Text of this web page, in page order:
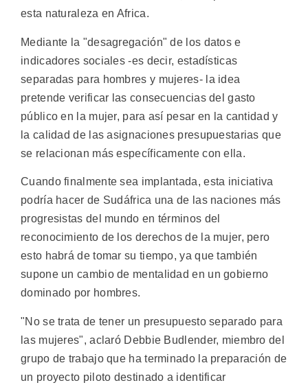
esta naturaleza en Africa.
Mediante la "desagregación" de los datos e
indicadores sociales -es decir, estadísticas
separadas para hombres y mujeres- la idea
pretende verificar las consecuencias del gasto
público en la mujer, para así pesar en la cantidad y
la calidad de las asignaciones presupuestarias que
se relacionan más específicamente con ella.
Cuando finalmente sea implantada, esta iniciativa
podría hacer de Sudáfrica una de las naciones más
progresistas del mundo en términos del
reconocimiento de los derechos de la mujer, pero
esto habrá de tomar su tiempo, ya que también
supone un cambio de mentalidad en un gobierno
dominado por hombres.
"No se trata de tener un presupuesto separado para
las mujeres", aclaró Debbie Budlender, miembro del
grupo de trabajo que ha terminado la preparación de
un proyecto piloto destinado a identificar